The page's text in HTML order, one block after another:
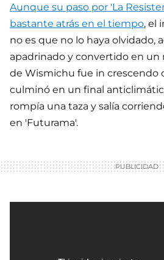
Aunque su paso por 'La
bastante atrás en el tiempo, el
no es que no lo haya olvidado,
apadrinado y convertido en un
de Wismichu fue in crescendo
culminó en un final
rompía una taza y salía
en 'Futurama'.